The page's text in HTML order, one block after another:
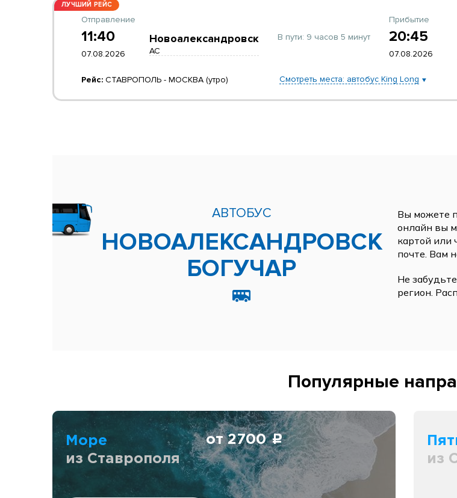
ЛУЧШИЙ РЕЙС
Отправление
11:40
07.08.2026
Новоалександровск
АС
В пути: 9 часов 5 минут
Прибытие
20:45
07.08.2026
Рейс: СТАВРОПОЛЬ - МОСКВА (утро) Смотреть места: автобус King Long
АВТОБУС
НОВОАЛЕКСАНДРОВСК
БОГУЧАР
Вы можете
онлайн вы
картой или
почте. Вам
Не
регион.
Популярные
Море
из Ставрополя
от 2700c
из